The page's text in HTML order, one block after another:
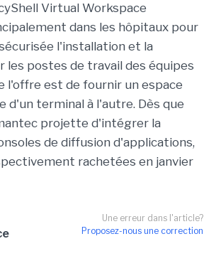
Virtual Workspace
dans les hôpitaux pour
l'installation et la
postes de travail des équipes
l'offre est de fournir un espace
terminal à l'autre. Dès que
projette d'intégrer la
de diffusion d'applications,
rachetées en janvier
Une erreur dans l'article?
Proposez-nous une correction